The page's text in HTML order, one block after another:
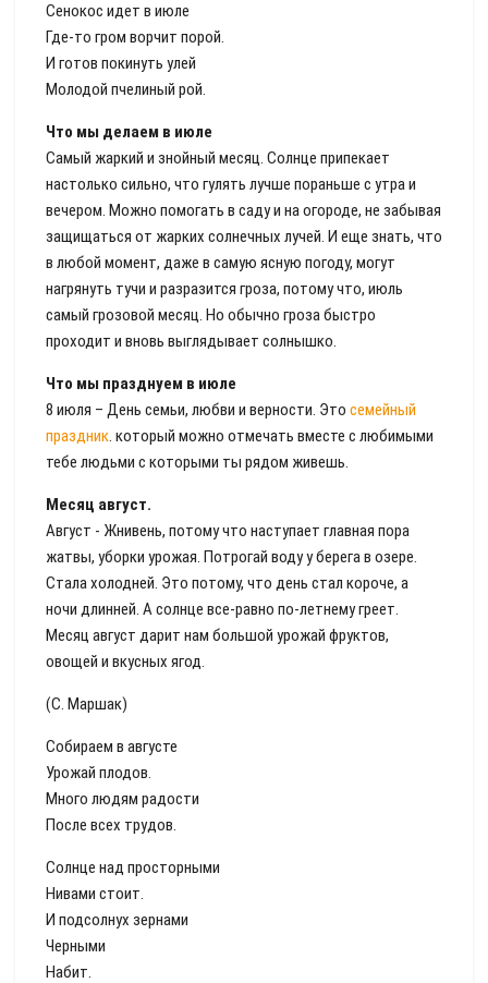
Сенокос идет в июле
Где-то гром ворчит порой.
И готов покинуть улей
Молодой пчелиный рой.
Что мы делаем в июле
Самый жаркий и знойный месяц. Солнце припекает
настолько сильно, что гулять лучше пораньше с утра и
вечером. Можно помогать в саду и на огороде, не забывая
защищаться от жарких солнечных лучей. И еще знать, что
в любой момент, даже в самую ясную погоду, могут
нагрянуть тучи и разразится гроза, потому что, июль
самый грозовой месяц. Но обычно гроза быстро
проходит и вновь выглядывает солнышко.
Что мы празднуем в июле
8 июля – День семьи, любви и верности. Это семейный
праздник. который можно отмечать вместе с любимыми
тебе людьми с которыми ты рядом живешь.
Месяц август.
Август - Жнивень, потому что наступает главная пора
жатвы, уборки урожая. Потрогай воду у берега в озере.
Стала холодней. Это потому, что день стал короче, а
ночи длинней. А солнце все-равно по-летнему греет.
Месяц август дарит нам большой урожай фруктов,
овощей и вкусных ягод.
(С. Маршак)
Собираем в августе
Урожай плодов.
Много людям радости
После всех трудов.
Солнце над просторными
Нивами стоит.
И подсолнух зернами
Черными
Набит.